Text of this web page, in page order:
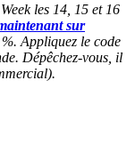
les 14, 15 et 16
sur
Appliquez le code
Dépêchez-vous, il